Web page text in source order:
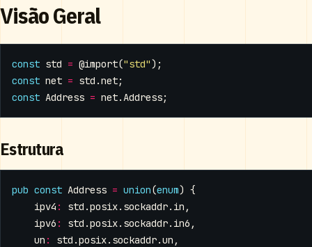
Visão Geral
const std = @import("std");
const net = std .net;
const Address = net.Address;
Estrutura
pub const Address = union(enum) {
ipv4 : std .posix. sockaddr. in ,
ipv6 : std .posix. sockaddr. in6 ,
un : std .posix. sockaddr.un ,